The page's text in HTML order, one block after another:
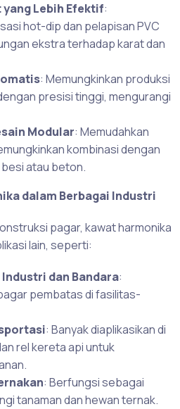
Lebih Efektif:
hot-dip dan pelapisan PVC
ekstra terhadap karat dan
: Memungkinkan produksi
presisi tinggi, mengurangi
Modular: Memudahkan
kombinasi dengan
atau beton.
dalam Berbagai Industri
pagar, kawat harmonika
lain, seperti:
dan Bandara:
pembatas di fasilitas-
: Banyak diaplikasikan di
rel kereta api untuk
: Berfungsi sebagai
tanaman dan hewan ternak.